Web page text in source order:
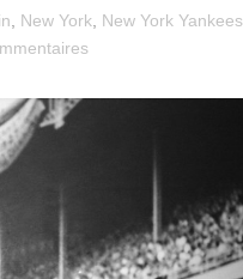
New York New York Yankees